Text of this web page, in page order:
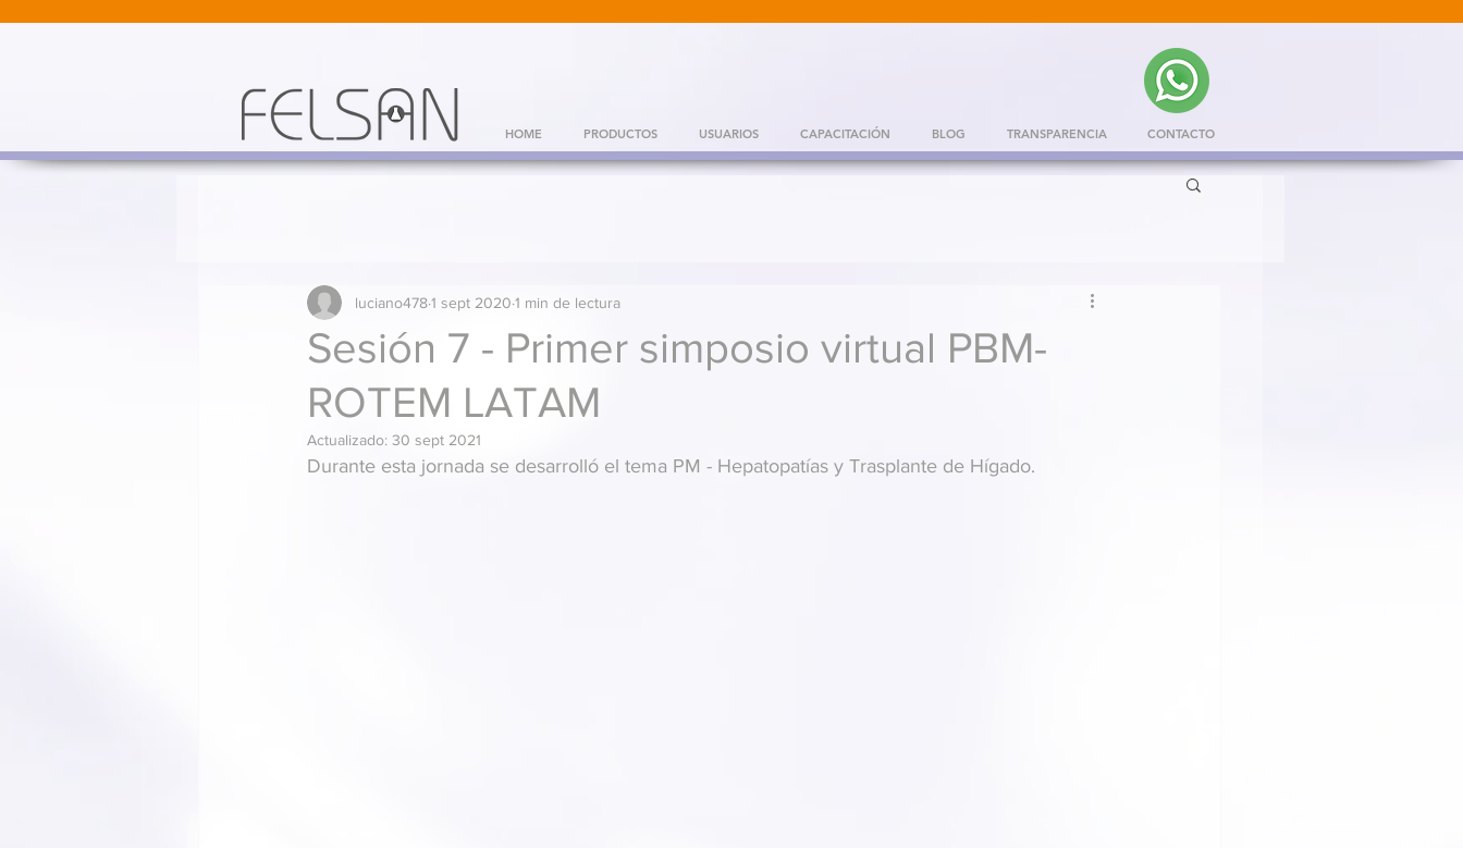
HOME PRODUCTOS USUARIOS CAPACITACIÓN BLOG TRANSPARENCIA CONTACTO
Sesión 7 - Primer simposio virtual PBM-
ROTEM LATAM
luciano4781 sept 2020 1 min de lectura
Actualizado: 30 sept 2021
Durante esta jornada se desarrolló el tema PM - Hepatopatías y Trasplante de Hígado.